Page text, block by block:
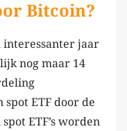
Bitcoin?
interessanter jaar
nog maar 14
ETF door de
ETF’s worden